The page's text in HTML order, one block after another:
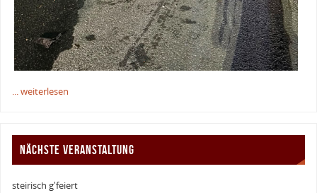
... weiterlesen
NÄCHSTE VERANSTALTUNG
steirisch g'feiert